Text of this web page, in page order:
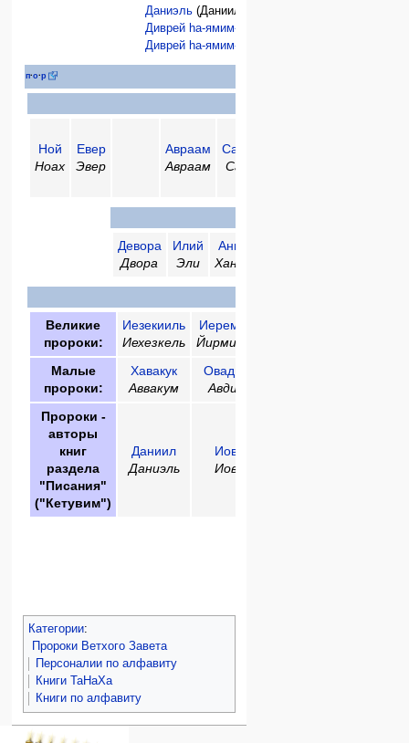
Даниэль (Даниил)•
Диврей hа-ямим-I
Диврей hа-ямим-II
п·о·р
Ной
Ноах
Евер
Эвер
Авраам
Авраам
Сарра
Сара
Девора
Двора
Илий
Эли
Анна
Ханна
Великие
пророки:
Иезекииль
Иехезкель
Иеремия
Йирмияху
Малые
пророки:
Хавакук
Аввакум
Овадья
Авдий
Пророки -
авторы
книг
раздела
"Писания"
("Кетувим")
Даниил
Даниэль
Иов
Иов
Категории:
Пророки Ветхого Завета
Персоналии по алфавиту
Книги ТаНаХа
Книги по алфавиту
Навигация
персональные инструменты
категории